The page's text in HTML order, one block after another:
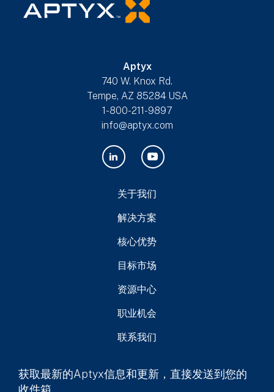
Aptyx
740 W. Knox Rd.
Tempe, AZ 85284 USA
1-800-211-9897
info@aptyx.com
关于我们
解决方案
核心优势
目标市场
资源中心
职业机会
联系我们
获取最新的Aptyx信息和更新，直接发送到您的
收件箱。